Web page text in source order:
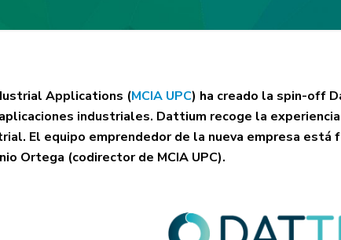
Applications (MCIA UPC) ha creado la spin-off
industriales. Dattium recoge la
El equipo emprendedor de la nueva empresa
Ortega (codirector de MCIA UPC).